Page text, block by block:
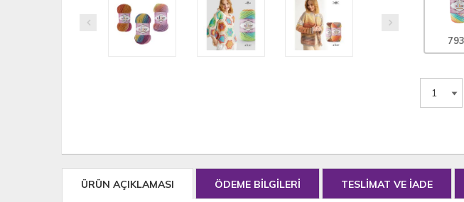
ÜRÜN AÇIKLAMASI ÖDEME BİLGİLERİ TESLİMAT VE İADE